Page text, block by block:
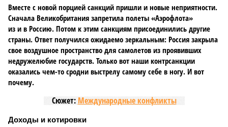
Вместе с новой порцией санкций пришли и новые неприятности.
Сначала Великобритания запретила полеты «Аэрофлота»
из и в Россию. Потом к этим санкциям присоединились другие
страны. Ответ получился ожидаемо зеркальным: Россия закрыла
свое воздушное пространство для самолетов из проявивших
недружелюбие государств. Только вот наши контрсанкции
оказались чем-то сродни выстрелу самому себе в ногу. И вот
почему.
Сюжет: Международные конфликты
Доходы и котировки